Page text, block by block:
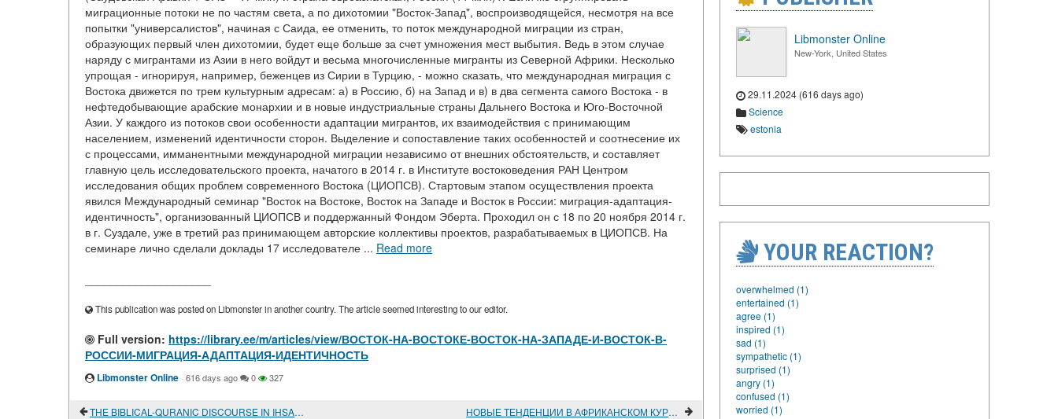
миграционные потоки не по частям света, а по дихотомии "Восток-Запад", воспроизводящейся, несмотря на все
попытки "универсалистов", начиная с Саида, ее отменить, то поток международной миграции из стран,
образующих первый член дихотомии, будет еще больше за счет умножения мест выбытия. Ведь в этом случае
наряду с мигрантами из Азии в него войдут и весьма многочисленные мигранты из Северной Африки. Несколько
упрощая - игнорируя, например, беженцев из Сирии в Турцию, - можно сказать, что международная миграция с
Востока движется по трем культурным адресам: а) в Россию, б) на Запад и в) в два сегмента самого Востока - в
нефтедобывающие арабские монархии и в новые индустриальные страны Дальнего Востока и Юго-Восточной
Азии. У каждого из потоков свои особенности адаптации мигрантов, их взаимодействия с принимающим
населением, изменений идентичности сторон. Выделение и сопоставление таких особенностей и соотнесение их
с процессами, имманентными международной миграции независимо от внешних обстоятельств, и составляет
главную цель исследовательского проекта, начатого в 2014 г. в Институте востоковедения РАН Центром
исследования общих проблем современного Востока (ЦИОПСВ). Стартовым этапом осуществления проекта
явился Международный семинар "Восток на Востоке, Восток на Западе и Восток в России: миграция-адаптация-
идентичность", организованный ЦИОПСВ и поддержанный Фондом Эберта. Проходил он с 18 по 20 ноября 2014 г.
в г. Суздале, уже в третий раз принимающем авторские коллективы проектов, разрабатываемых в ЦИОПСВ. На
семинаре лично сделали доклады 17 исследователе ... Read more
This publication was posted on Libmonster in another country. The article seemed interesting to our editor.
Full version: https://library.ee/m/articles/view/ВОСТОК-НА-ВОСТОКЕ-ВОСТОК-НА-ЗАПАДЕ-И-ВОСТОК-В-
РОССИИ-МИГРАЦИЯ-АДАПТАЦИЯ-ИДЕНТИЧНОСТЬ
Libmonster Online · 616 days ago 0 327
THE BIBLICAL-QURANIC DISCOURSE IN IHSAN OKTAY ANAR'S NOVEL "THE SILENT ONES" НОВЫЕ ТЕНДЕНЦИИ В АФРИКАНСКОМ КУРСЕ ВНЕШНЕЙ ПОЛИТИКИ ЯПОНИИ
Libmonster Online
New-York, United States
29.11.2024 (616 days ago)
Science
estonia
YOUR REACTION?
overwhelmed (1)
entertained (1)
agree (1)
inspired (1)
sad (1)
sympathetic (1)
surprised (1)
angry (1)
confused (1)
worried (1)